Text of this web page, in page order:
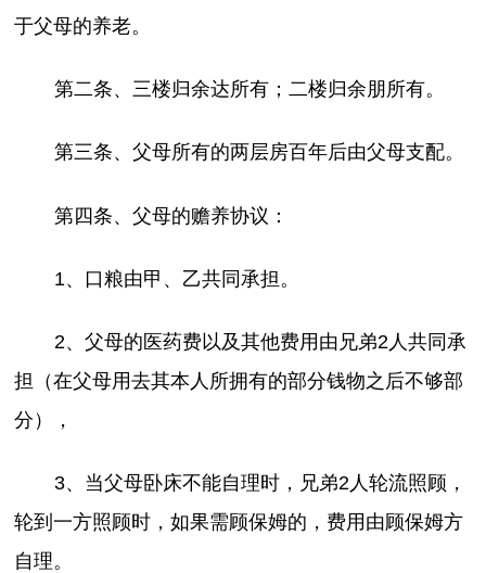
于父母的养老。
第二条、三楼归余达所有；二楼归余朋所有。
第三条、父母所有的两层房百年后由父母支配。
第四条、父母的赡养协议：
1、口粮由甲、乙共同承担。
2、父母的医药费以及其他费用由兄弟2人共同承
担（在父母用去其本人所拥有的部分钱物之后不够部
分），
3、当父母卧床不能自理时，兄弟2人轮流照顾，
轮到一方照顾时，如果需顾保姆的，费用由顾保姆方
自理。